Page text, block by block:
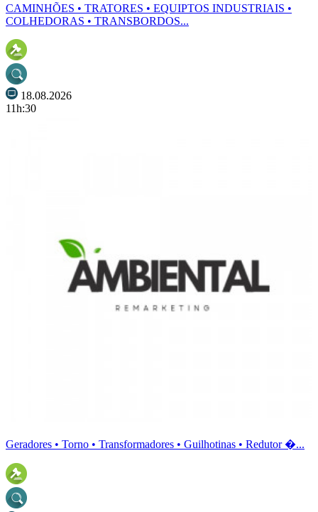
CAMINHÕES • TRATORES • EQUIPTOS INDUSTRIAIS •
COLHEDORAS • TRANSBORDOS...
18.08.2026
11h:30
Geradores • Torno • Transformadores • Guilhotinas • Redutor �...